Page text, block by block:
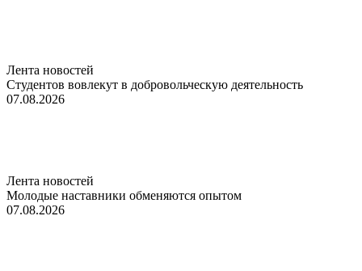
Лента новостей
Студентов вовлекут в добровольческую деятельность
07.08.2026
Лента новостей
Молодые наставники обменяются опытом
07.08.2026